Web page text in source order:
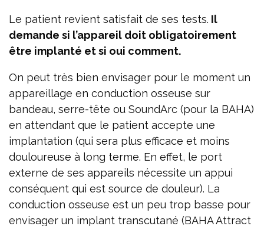
Le patient revient satisfait de ses tests. Il
demande si l’appareil doit obligatoirement
être implanté et si oui comment.
On peut très bien envisager pour le moment un
appareillage en conduction osseuse sur
bandeau, serre-tête ou SoundArc (pour la BAHA)
en attendant que le patient accepte une
implantation (qui sera plus efficace et moins
douloureuse à long terme. En effet, le port
externe de ses appareils nécessite un appui
conséquent qui est source de douleur). La
conduction osseuse est un peu trop basse pour
envisager un implant transcutané (BAHA Attract